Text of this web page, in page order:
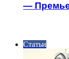
—
Статьи